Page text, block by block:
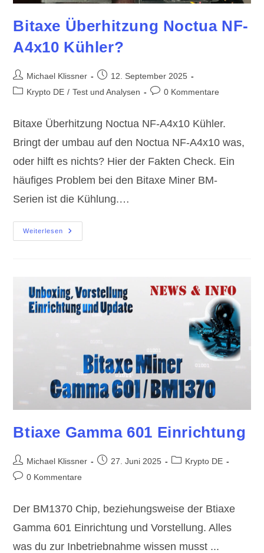
Bitaxe Überhitzung Noctua NF-
A4x10 Kühler?
Beitrags-
Autor:
Michael Klissner
Beitrag
veröffentlicht:
12. September 2025
Beitrags-
Krypto DE / Test und Analysen
Beitrags-
0 Kommentare
Bitaxe Überhitzung Noctua NF-A4x10 Kühler.
Bringt der umbau auf den Noctua NF-A4x10 was,
oder hilft es nichts? Hier der Fakten Check. Ein
häufiges Problem bei den Bitaxe Miner BM-
Serien ist die Kühlung.…
Weiterlesen
Bitaxe
Überhitzung
Btiaxe Gamma 601 Einrichtung
Beitrags-
Autor:
Michael Klissner
Beitrag27. Juni 2025
Beitrags-
Krypto DE
Beitrags-
0 Kommentare
Der BM1370 Chip, beziehungsweise der Btiaxe
Gamma 601 Einrichtung und Vorstellung. Alles
was du zur Inbetriebnahme wissen musst ...